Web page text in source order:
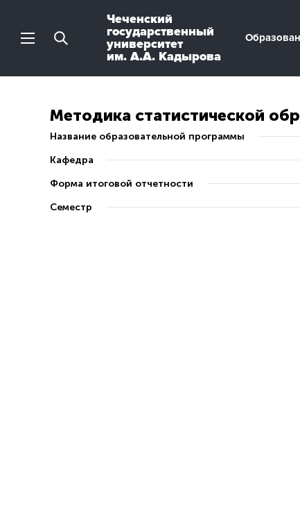
Чеченский
государственный
университет
им. А.А. Кадырова
Методика статистической
Название образовательной программы
Кафедра
Форма итоговой отчетности
Семестр